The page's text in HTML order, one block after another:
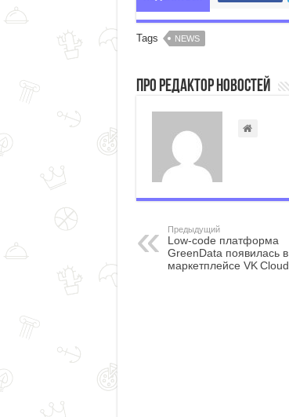
Tags NEWS
Про Редактор Новостей
Предыдущий
Low-code платформа
GreenData появилась в
маркетплейсе VK Cloud